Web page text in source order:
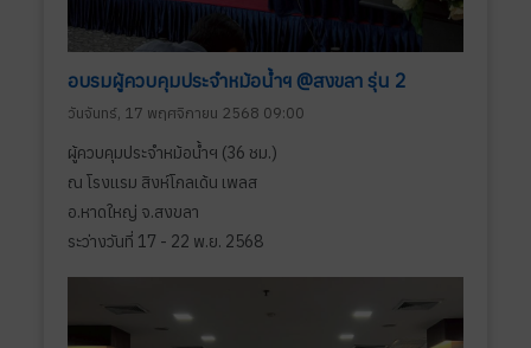
อบรมผู้ควบคุมประจำหม้อน้ำฯ @สงขลา รุ่น 2
วันจันทร์, 17 พฤศจิกายน 2568 09:00
ผู้ควบคุมประจำหม้อน้ำฯ (36 ชม.)
ณ โรงแรม สิงห์โกลเด้น เพลส
อ.หาดใหญ่ จ.สงขลา
ระว่างวันที่ 17 - 22 พ.ย. 2568